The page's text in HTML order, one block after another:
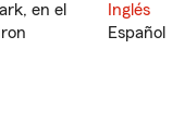
en el
Inglés
Español